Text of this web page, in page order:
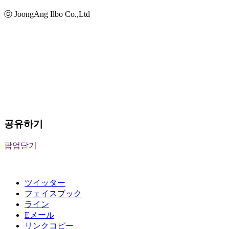
ⓒ JoongAng Ilbo Co.,Ltd
공유하기
팝업닫기
ツイッター
フェイスブック
ライン
Eメール
リンクコピー